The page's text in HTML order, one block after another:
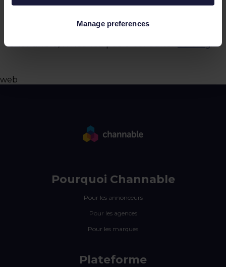
Manage preferences
management de vos données avec
Chananble, n'hésitez pas à consulterce blog.
web
Pourquoi Channable
Pour les annonceurs
Pour les agences
Pour les marques
Plateforme